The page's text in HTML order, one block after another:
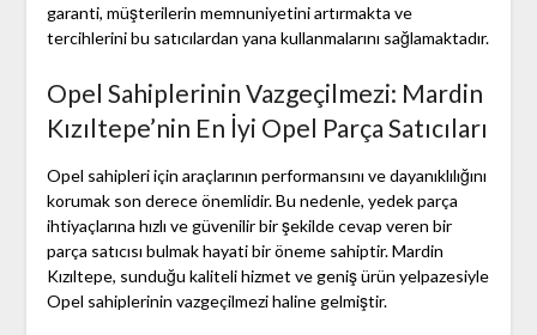
garanti, müşterilerin memnuniyetini artırmakta ve
tercihlerini bu satıcılardan yana kullanmalarını sağlamaktadır.
Opel Sahiplerinin Vazgeçilmezi: Mardin
Kızıltepe’nin En İyi Opel Parça Satıcıları
Opel sahipleri için araçlarının performansını ve dayanıklılığını
korumak son derece önemlidir. Bu nedenle, yedek parça
ihtiyaçlarına hızlı ve güvenilir bir şekilde cevap veren bir
parça satıcısı bulmak hayati bir öneme sahiptir. Mardin
Kızıltepe, sunduğu kaliteli hizmet ve geniş ürün yelpazesiyle
Opel sahiplerinin vazgeçilmezi haline gelmiştir.